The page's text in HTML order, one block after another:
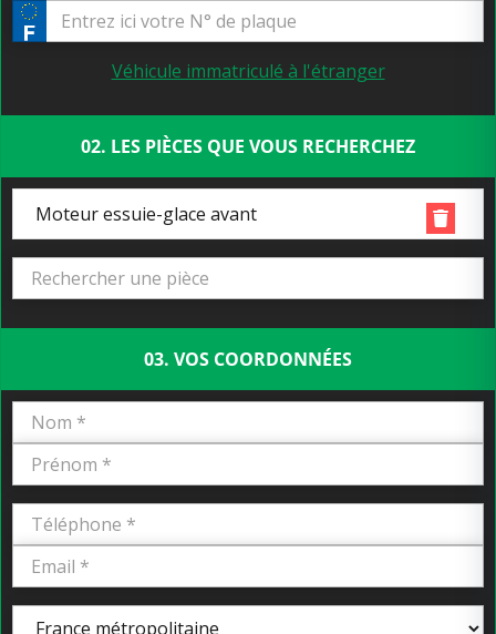
Véhicule immatriculé à l'étranger
02. LES PIÈCES QUE VOUS RECHERCHEZ
Moteur essuie-glace avant
03. VOS COORDONNÉES